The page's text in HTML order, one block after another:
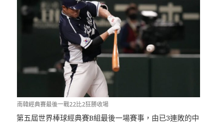
南韓經典賽最後一戰22比2狂勝收場
第五屆世界棒球經典賽B組最後一場賽事，由已3連敗的中